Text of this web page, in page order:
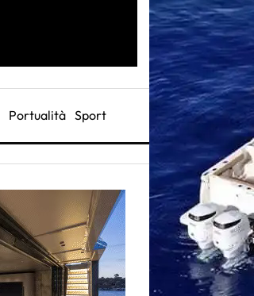
Portualità Sport